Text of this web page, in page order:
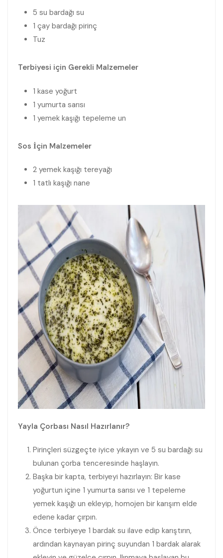
5 su bardağı su
1 çay bardağı pirinç
Tuz
Terbiyesi için Gerekli Malzemeler
1 kase yoğurt
1 yumurta sarısı
1 yemek kaşığı tepeleme un
Sos İçin Malzemeler
2 yemek kaşığı tereyağı
1 tatlı kaşığı nane
Yayla Çorbası Nasıl Hazırlanır?
Pirinçleri süzgeçte iyice yıkayın ve 5 su bardağı su
bulunan çorba tenceresinde haşlayın.
Başka bir kapta, terbiyeyi hazırlayın: Bir kase
yoğurtun içine 1 yumurta sarısı ve 1 tepeleme
yemek kaşığı un ekleyip, homojen bir karışım elde
edene kadar çırpın.
Önce terbiyeye 1 bardak su ilave edip karıştırın,
ardından kaynayan pirinç suyundan 1 bardak alarak